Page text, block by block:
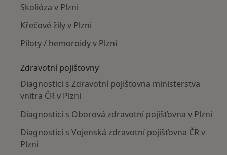
Skolióza v Plzni
Křečové žíly v Plzni
Piloty / hemoroidy v Plzni
Zdravotní pojišťovny
Diagnostici s Zdravotní pojišťovna ministerstva
vnitra ČR v Plzni
Diagnostici s Oborová zdravotní pojišťovna v Plzni
Diagnostici s Vojenská zdravotní pojišťovna ČR v
Plzni